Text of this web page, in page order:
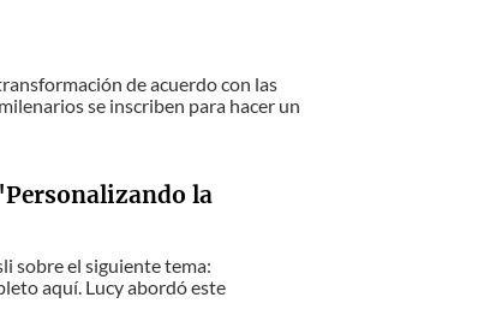
de acuerdo con las
se inscriben para hacer un
la
sobre el siguiente tema:
aquí. Lucy abordó este